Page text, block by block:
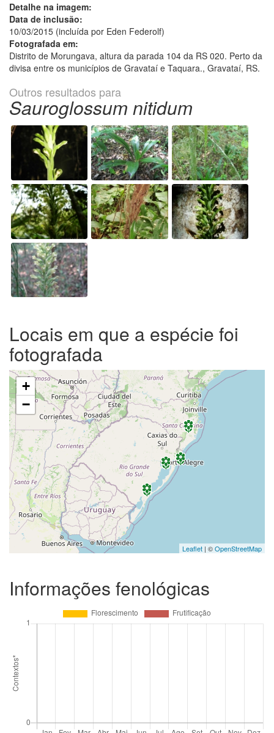
Detalhe na imagem:
Data de inclusão:
10/03/2015 (incluída por Eden Federolf)
Fotografada em:
Distrito de Morungava, altura da parada 104 da RS 020. Perto da
divisa entre os municípios de Gravataí e Taquara., Gravataí, RS.
Outros resultados para
Sauroglossum nitidum
Locais em que a espécie foi
fotografada
+
−
Leaflet | ©OpenStreetMap
Informações fenológicas